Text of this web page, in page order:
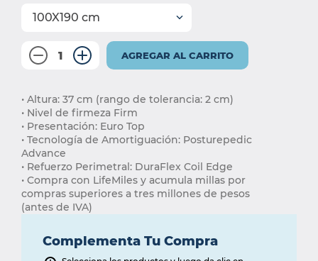
100X190 cm
＋
－ AGREGAR AL CARRITO
• Altura: 37 cm (rango de tolerancia: 2 cm)
• Nivel de firmeza Firm
• Presentación: Euro Top
• Tecnología de Amortiguación: Posturepedic
Advance
• Refuerzo Perimetral: DuraFlex Coil Edge
• Compra con LifeMiles y acumula millas por
compras superiores a tres millones de pesos
(antes de IVA)
Complementa Tu Compra